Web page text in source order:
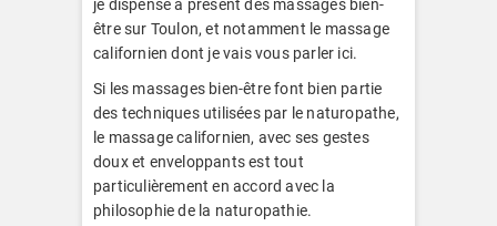
je dispense à présent des massages bien-
être sur Toulon, et notamment le massage
californien dont je vais vous parler ici.
Si les massages bien-être font bien partie
des techniques utilisées par le naturopathe,
le massage californien, avec ses gestes
doux et enveloppants est tout
particulièrement en accord avec la
philosophie de la naturopathie.